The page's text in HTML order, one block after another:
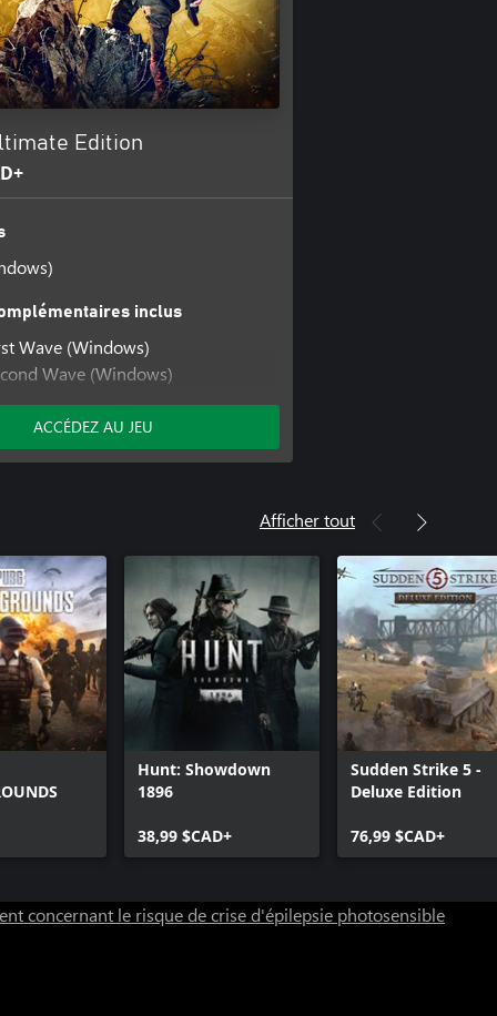
Edition
inclus
Wave (Windows)
Wave (Windows)
Wave (Windows)
ACCÉDEZ AU JEU
Afficher tout
Hunt: Showdown
1896
38,99 $CAD+
Sudden Strike 5 -
Deluxe Edition
76,99 $CAD+
concernant le risque de crise d'épilepsie photosensible